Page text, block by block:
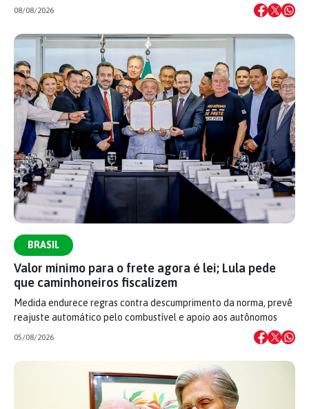
08/08/2026
BRASIL
Valor mínimo para o frete agora é lei; Lula pede
que caminhoneiros fiscalizem
Medida endurece regras contra descumprimento da norma, prevê
reajuste automático pelo combustível e apoio aos autônomos
05/08/2026